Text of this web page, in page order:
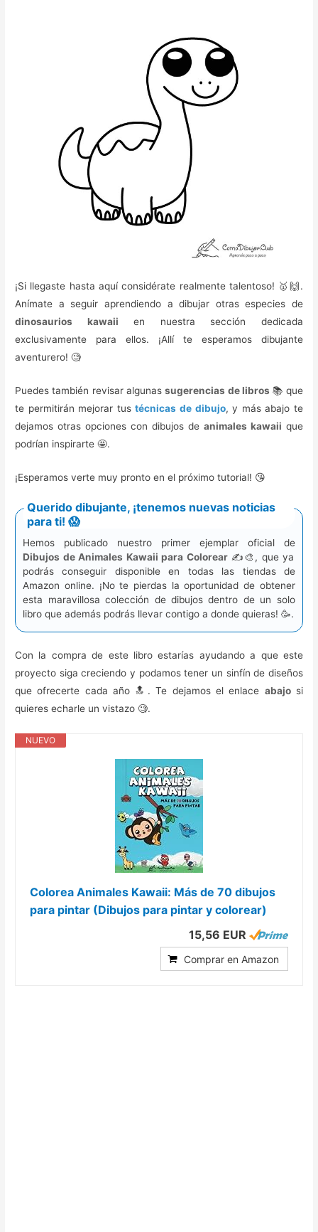
¡Si llegaste hasta aquí considérate realmente talentoso! 🥇🙌.
Anímate a seguir aprendiendo a dibujar otras especies de
dinosaurios kawaii en nuestra sección dedicada
exclusivamente para ellos. ¡Allí te esperamos dibujante
aventurero! 🧐
Puedes también revisar algunassugerencias de libros 📚 que
te permitirán mejorar tustécnicas de dibujo, y más abajo te
dejamos otras opciones con dibujos de animales kawaii que
podrían inspirarte 🤩.
¡Esperamos verte muy pronto en el próximo tutorial! 😘
Querido dibujante, ¡tenemos nuevas noticias
para ti! 😱
Hemos publicado nuestro primer ejemplar oficial de
Dibujos de Animales Kawaii para Colorear✍️🎨, que ya
podrás conseguir disponible en todas las tiendas de
Amazon online. ¡No te pierdas la oportunidad de obtener
esta maravillosa colección de dibujos dentro de un solo
libro que además podrás llevar contigo a donde quieras! 🥳️.
Con la compra de este libro estarías ayudando a que este
proyecto siga creciendo y podamos tener un sinfín de diseños
que ofrecerte cada año 🔝. Te dejamos el enlace abajosi
quieres echarle un vistazo 🧐.
NUEVO
Colorea Animales Kawaii: Más de 70 dibujos
para pintar (Dibujos para pintar y colorear)
15,56 EUR
Comprar en Amazon